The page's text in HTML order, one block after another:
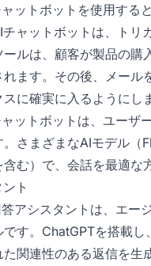
ットボットを使用する
ャットボットは、トリ
ールは、顧客が製品の
ます。その後、メール
に確実に入るようにし
ットボットは、ユーザ
。さまざまなAIモデル
む）で、会話を最適な
ト
アシスタントは、エー
す。ChatGPTを搭載
た関連性のある返信を